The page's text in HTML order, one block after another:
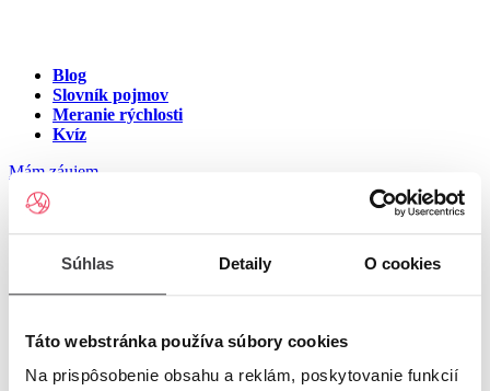
Súhlas Detaily O cookies
Táto webstránka používa súbory cookies
Na prispôsobenie obsahu a reklám, poskytovanie funkcií
Blog
Slovník pojmov
Meranie rýchlosti
Kvíz
Mám záujem
Internet v meste Hronská
Dúbrava
Zadajte ulicu a číslo pre zobrazenie ponuky internetu v meste